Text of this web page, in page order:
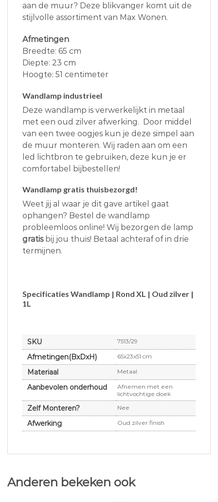
aan de muur? Deze blikvanger komt uit de
stijlvolle assortiment van Max Wonen.
Afmetingen
Breedte: 65 cm
Diepte: 23 cm
Hoogte: 51 centimeter
Wandlamp industrieel
Deze wandlamp is verwerkelijkt in metaal
met een oud zilver afwerking. Door middel
van een twee oogjes kun je deze simpel aan
de muur monteren. Wij raden aan om een
led lichtbron te gebruiken, deze kun je er
comfortabel bijbestellen!
Wandlamp gratis thuisbezorgd!
Weet jij al waar je dit gave artikel gaat
ophangen? Bestel de wandlamp
probleemloos online! Wij bezorgen de lamp
gratisbij jou thuis! Betaal achteraf of in drie
termijnen.
Specificaties Wandlamp | Rond XL | Oud zilver |
1L
SKU 7513/29
Afmetingen(BxDxH) 65x23x51 cm
Materiaal Metaal
Aanbevolen onderhoud
Afnemen met een
lichtvochtige doek
Zelf Monteren? Nee
Afwerking Oud zilver finish
Anderen bekeken ook